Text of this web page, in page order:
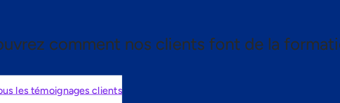
comment nos clients font de la
les témoignages clients